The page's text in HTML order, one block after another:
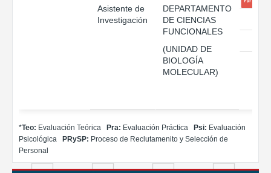
Asistente de
Investigación
DEPARTAMENTO
DE CIENCIAS
FUNCIONALES
(UNIDAD DE
BIOLOGÍA
MOLECULAR)
*Teo: Evaluación Teórica Pra: Evaluación Práctica Psi: Evaluación
Psicológica PRySP: Proceso de Reclutamenito y Selección de
Personal